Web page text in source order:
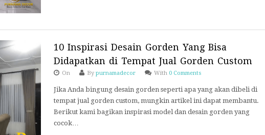
10 Inspirasi Desain Gorden Yang Bisa
Didapatkan di Tempat Jual Gorden Custom
On By purnamadecor With 0 Comments
Jika Anda bingung desain gorden seperti apa yang akan dibeli di
tempat jual gorden custom, mungkin artikel ini dapat membantu.
Berikut kami bagikan inspirasi model dan desain gorden yang
cocok…